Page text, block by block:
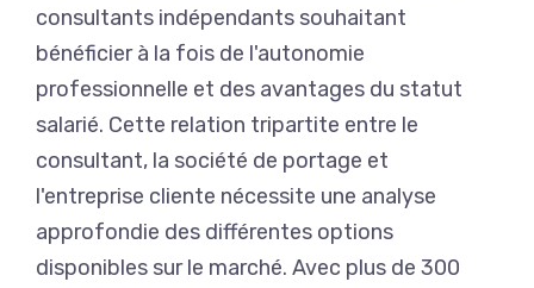
consultants indépendants souhaitant
bénéficier à la fois de l'autonomie
professionnelle et des avantages du statut
salarié. Cette relation tripartite entre le
consultant, la société de portage et
l'entreprise cliente nécessite une analyse
approfondie des différentes options
disponibles sur le marché. Avec plus de 300